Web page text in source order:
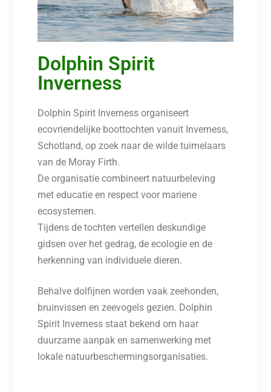
Dolphin Spirit
Inverness
Dolphin Spirit Inverness organiseert
ecovriendelijke boottochten vanuit Inverness,
Schotland, op zoek naar de wilde tuimelaars
van de Moray Firth.
De organisatie combineert natuurbeleving
met educatie en respect voor mariene
ecosystemen.
Tijdens de tochten vertellen deskundige
gidsen over het gedrag, de ecologie en de
herkenning van individuele dieren.
Behalve dolfijnen worden vaak zeehonden,
bruinvissen en zeevogels gezien. Dolphin
Spirit Inverness staat bekend om haar
duurzame aanpak en samenwerking met
lokale natuurbeschermingsorganisaties.